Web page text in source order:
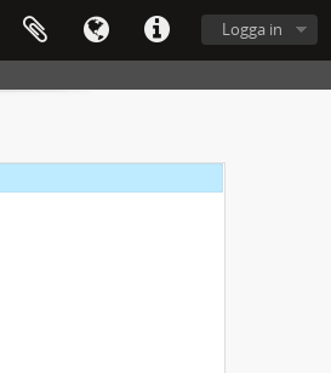
Logga in